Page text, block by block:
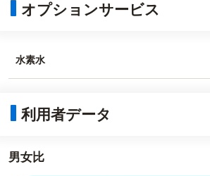
オプションサービス
水素水
利用者データ
男女比